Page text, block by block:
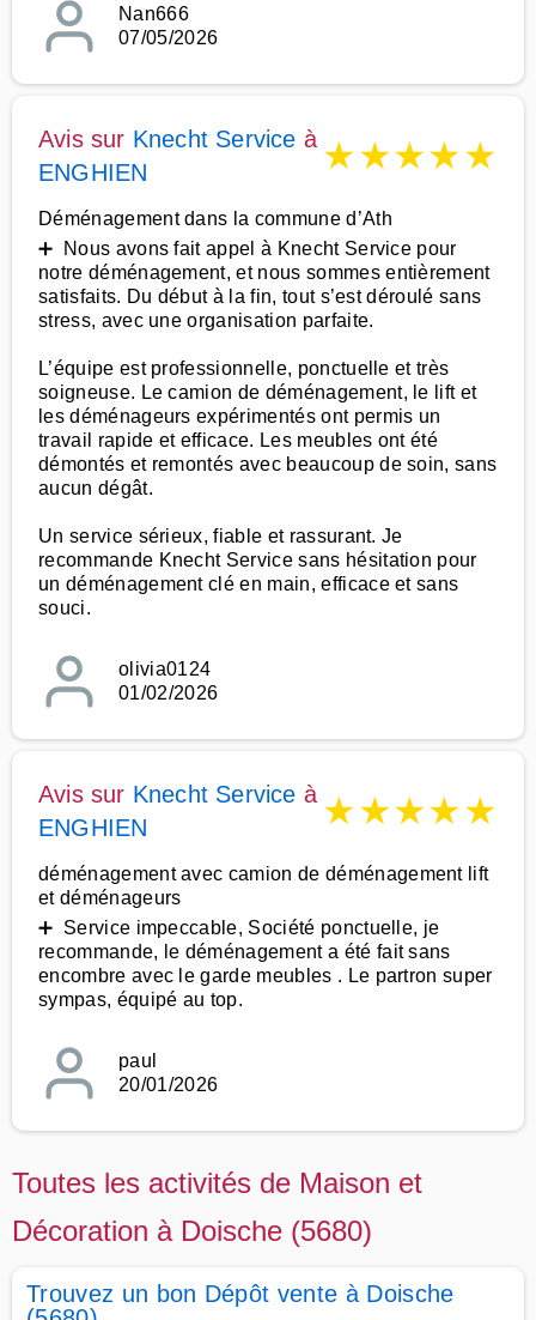
Nan666
07/05/2026
Avis sur Knecht Service à
ENGHIEN
★★★★★
Déménagement dans la commune d’Ath
➕ Nous avons fait appel à Knecht Service pour
notre déménagement, et nous sommes entièrement
satisfaits. Du début à la fin, tout s’est déroulé sans
stress, avec une organisation parfaite.
L’équipe est professionnelle, ponctuelle et très
soigneuse. Le camion de déménagement, le lift et
les déménageurs expérimentés ont permis un
travail rapide et efficace. Les meubles ont été
démontés et remontés avec beaucoup de soin, sans
aucun dégât.
Un service sérieux, fiable et rassurant. Je
recommande Knecht Service sans hésitation pour
un déménagement clé en main, efficace et sans
souci.
olivia0124
01/02/2026
Avis sur Knecht Service à
ENGHIEN
★★★★★
déménagement avec camion de déménagement lift
et déménageurs
➕ Service impeccable, Société ponctuelle, je
recommande, le déménagement a été fait sans
encombre avec le garde meubles . Le partron super
sympas, équipé au top.
paul
20/01/2026
Toutes les activités de Maison et
Décoration à Doische (5680)
Trouvez un bon Dépôt vente à Doische